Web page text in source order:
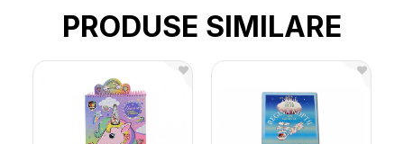
PRODUSE SIMILARE